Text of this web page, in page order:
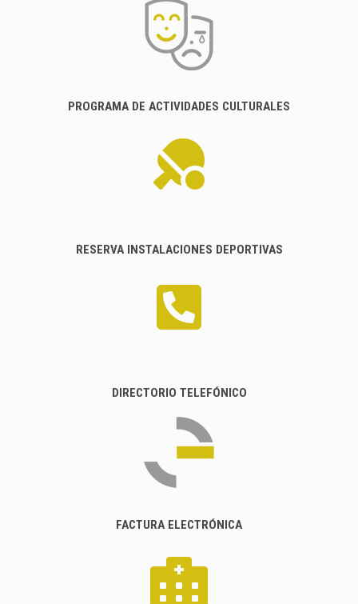
PROGRAMA DE ACTIVIDADES CULTURALES
RESERVA INSTALACIONES DEPORTIVAS
DIRECTORIO TELEFÓNICO
FACTURA ELECTRÓNICA